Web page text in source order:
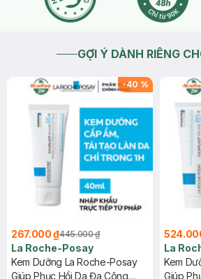
GỢI Ý DÀNH RIÊNG
-40 %
267.000 ₫445.000 ₫
La Roche-Posay
Kem Dưỡng La Roche-Posay
Giúp Phục Hồi Da Đa Công
La
Kem
Giúp